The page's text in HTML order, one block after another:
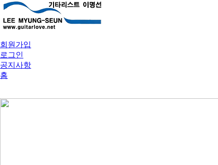
회원가입
로그인
공지사항
홈